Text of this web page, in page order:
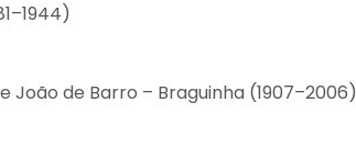
João de Barro – Braguinha (1907–2006)